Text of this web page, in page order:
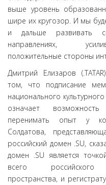
выше уровень
шире их кругозор. И мы
и дальше развивать
направлениях,
положительные стороны
Дмитрий Елизаров
том, что подписание
национального
означает
перенимать опыт у
Солдатова,
российский домен .SU,
домен .SU является
всего российского
пространства, и